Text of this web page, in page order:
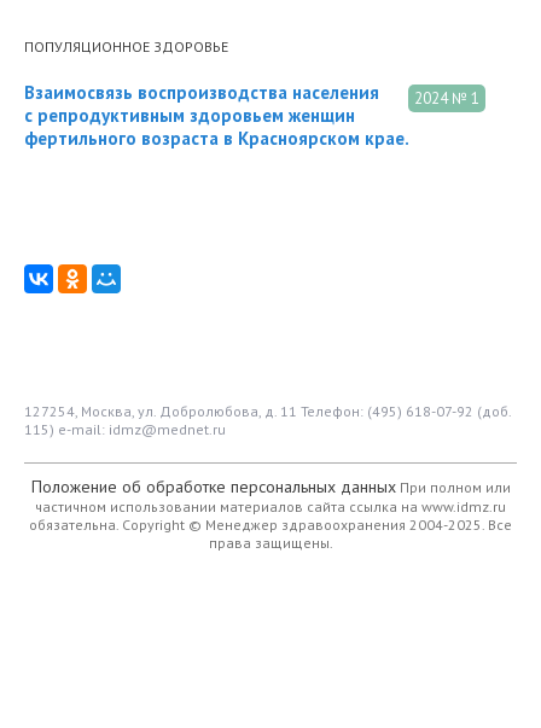
ПОПУЛЯЦИОННОЕ ЗДОРОВЬЕ
2024 № 1
Взаимосвязь воспроизводства населения
с репродуктивным здоровьем женщин
фертильного возраста в Красноярском крае.
127254, Москва, ул. Добролюбова, д. 11 Телефон: (495) 618-07-92 (доб.
115) e-mail: idmz@mednet.ru
Положение об обработке персональных данныхПри полном или
частичном использовании материалов сайта ссылка на www.idmz.ru
обязательна. Copyright © Менеджер здравоохранения 2004-2025. Все
права защищены.